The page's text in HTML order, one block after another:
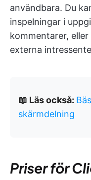
användbara. Du
inspelningar i
kommentarer,
externa
📖 Läs också:
skärmdelning
Priser för